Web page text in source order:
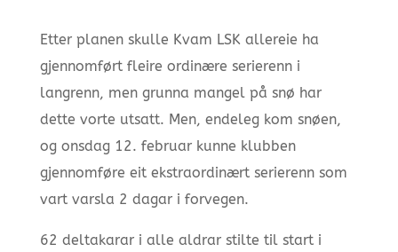
Etter planen skulle Kvam LSK allereie ha
gjennomført fleire ordinære serierenn i
langrenn, men grunna mangel på snø har
dette vorte utsatt. Men, endeleg kom snøen,
og onsdag 12. februar kunne klubben
gjennomføre eit ekstraordinært serierenn som
vart varsla 2 dagar i forvegen.
62 deltakarar i alle aldrar stilte til start i